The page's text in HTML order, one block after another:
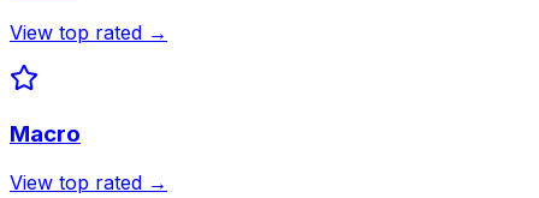
View top rated →
Macro
View top rated →